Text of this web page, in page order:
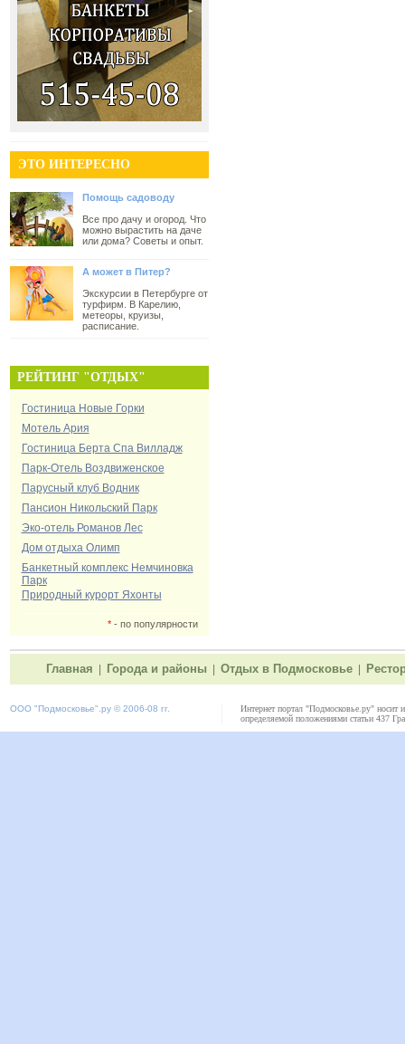
ЭТО ИНТЕРЕСНО
Помощь садоводу
Все про дачу и огород. Что
можно вырастить на даче
или дома? Советы и опыт.
А может в Питер?
Экскурсии в Петербурге от
турфирм. В Карелию,
метеоры, круизы,
расписание.
РЕЙТИНГ "ОТДЫХ"
Гостиница Новые Горки
Мотель Ария
Гостиница Берта Спа Вилладж
Парк-Отель Воздвиженское
Парусный клуб Водник
Пансион Никольский Парк
Эко-отель Романов Лес
Дом отдыха Олимп
Банкетный комплекс Немчиновка
Парк
Природный курорт Яхонты
*- по популярности
Главная Города и районы Отдых в Подмосковье
ООО "Подмосковье" .ру © 2006-08 гг.
Интернет портал "Подмосковье.ру" носит
определяемой положениями статьи 437